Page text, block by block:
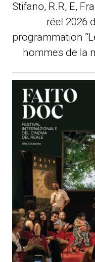
Stifano, R.R, E,
réel 2026
programmation
hommes de la